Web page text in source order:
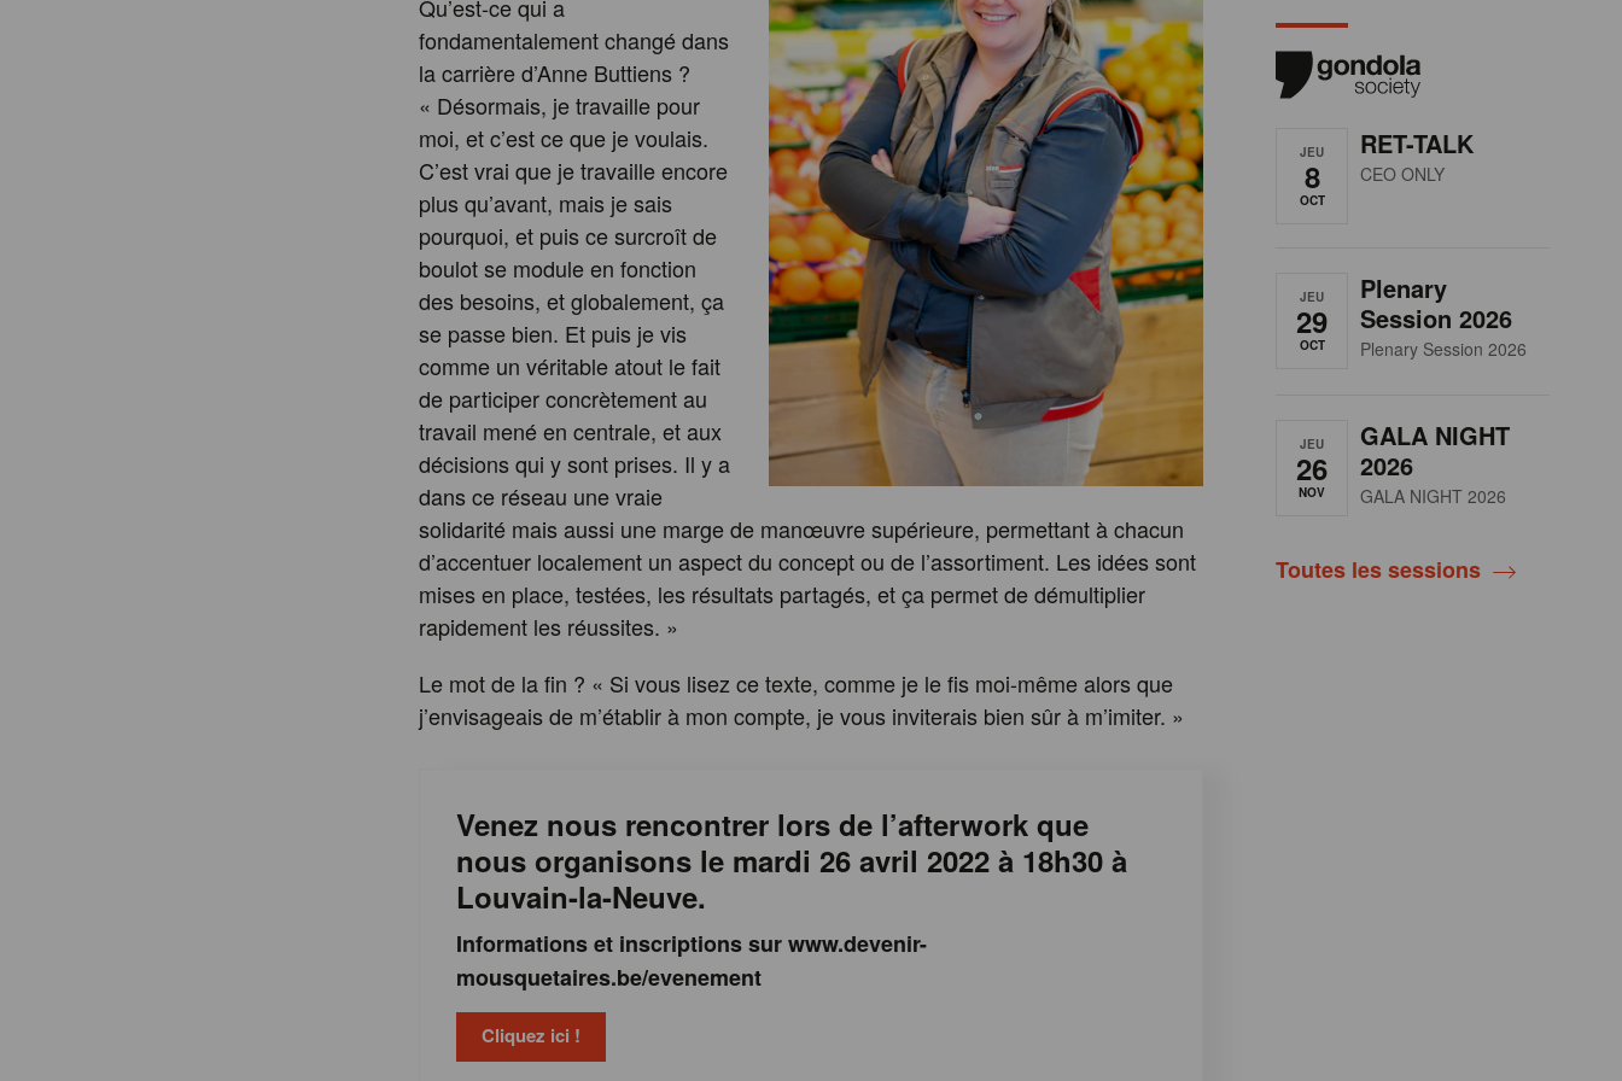
Qu’est-ce qui a
fondamentalement changé dans
la carrière d’Anne Buttiens ?
« Désormais, je travaille pour
moi, et c’est ce que je voulais.
C’est vrai que je travaille encore
plus qu’avant, mais je sais
pourquoi, et puis ce surcroît de
boulot se module en fonction
des besoins, et globalement, ça
se passe bien. Et puis je vis
comme un véritable atout le fait
de participer concrètement au
travail mené en centrale, et aux
décisions qui y sont prises. Il y a
dans ce réseau une vraie
solidarité mais aussi une marge de manœuvre supérieure, permettant à chacun
d’accentuer localement un aspect du concept ou de l’assortiment. Les idées sont
mises en place, testées, les résultats partagés, et ça permet de démultiplier
rapidement les réussites. »
Le mot de la fin ? « Si vous lisez ce texte, comme je le fis moi-même alors que
j’envisageais de m’établir à mon compte, je vous inviterais bien sûr à m’imiter. »
Venez nous rencontrer lors de l’afterwork que
nous organisons le mardi 26 avril 2022 à 18h30 à
Louvain-la-Neuve.
Informations et inscriptions sur www.devenir-
mousquetaires.be/evenement
Cliquez ici !
JEU
8
OCT
RET-TALK
CEO ONLY
JEU
29
OCT
Plenary
Session 2026
Plenary Session 2026
JEU
26
NOV
GALA NIGHT
2026
GALA NIGHT 2026
Toutes les sessions